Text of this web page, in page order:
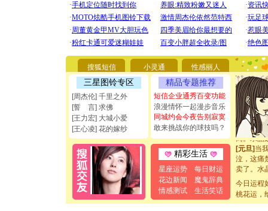
搜狐短信 小灵通 性感丽人
三星图铃专区
[周杰伦] 千里之外
[誓 言] 求佛
[王力宏] 大城小爱
[王心凌] 花的嫁纱
精品专题推荐
短信企业通秀百变功能
浪漫情怀一起漫步音乐
同城约会今夜告别寂寞
敢来挑战你的球技吗？
精彩生活
星座运势
每日财运
花边新闻
魔鬼辞典
情感测试
生活笑话
[圣诞节]
你太多
要平安
[圣诞节]
能正大
[圣诞节]
如意,快
[元旦]看
断电。爱
你是我专
[元旦]如
起；二是
离。水晶
[元旦]当
泣，这痛
卖了。水
[春节]
风
颜！冬去
道一声平
[春节]传
今日运程
桃花运，